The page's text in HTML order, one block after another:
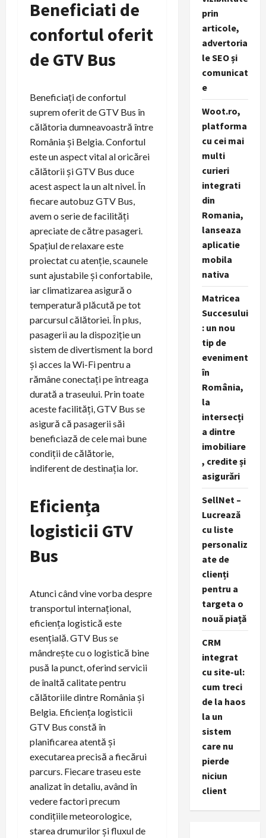
Beneficiati de
confortul oferit
de GTV Bus
Beneficiați de confortul
suprem oferit de GTV Bus în
călătoria dumneavoastră între
România și Belgia. Confortul
este un aspect vital al oricărei
călătorii și GTV Bus duce
acest aspect la un alt nivel. În
fiecare autobuz GTV Bus,
avem o serie de facilități
apreciate de către pasageri.
Spațiul de relaxare este
proiectat cu atenție, scaunele
sunt ajustabile și confortabile,
iar climatizarea asigură o
temperatură plăcută pe tot
parcursul călătoriei. În plus,
pasagerii au la dispoziție un
sistem de divertisment la bord
și acces la Wi-Fi pentru a
rămâne conectați pe întreaga
durată a traseului. Prin toate
aceste facilități, GTV Bus se
asigură că pasagerii săi
beneficiază de cele mai bune
condiții de călătorie,
indiferent de destinaţia lor.
Eficiența
logisticii GTV
Bus
Atunci când vine vorba despre
transportul internațional,
eficiența logistică este
esențială. GTV Bus se
mândrește cu o logistică bine
pusă la punct, oferind servicii
de înaltă calitate pentru
călătoriile dintre România și
Belgia. Eficiența logisticii
GTV Bus constă în
planificarea atentă și
executarea precisă a fiecărui
parcurs. Fiecare traseu este
analizat în detaliu, având în
vedere factori precum
condițiile meteorologice,
starea drumurilor și fluxul de
prin
articole,
advertoria
le SEO și
comunicat
e
Woot.ro,
platforma
cu cei mai
multi
curieri
integrati
din
Romania,
lanseaza
aplicatie
mobila
nativa
Matricea
Succesului
: un nou
tip de
eveniment
în
România,
la
intersecți
a dintre
imobiliare
, credite și
asigurări
SellNet –
Lucrează
cu liste
personaliz
ate de
clienți
pentru a
targeta o
nouă piață
CRM
integrat
cu site-ul:
cum treci
de la haos
la un
sistem
care nu
pierde
niciun
client